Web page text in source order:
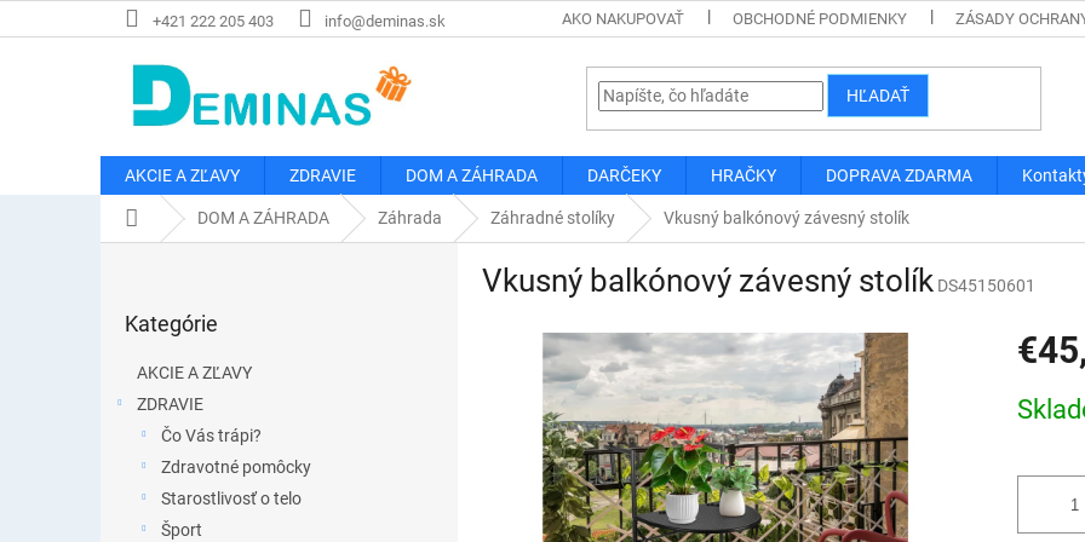
na
+421 222 205 403 info@deminas.sk AKO NAKUPOVAŤ OBCHODNÉ PODMIENKY ZÁSADY
HĽADAŤ
AKCIE A ZĽAVY ZDRAVIE DOM A ZÁHRADA DARČEKY HRAČKY DOPRAVA ZDARMA
DomovDOM A ZÁHRADA Záhrada Záhradné stolíky Vkusný balkónový závesný stolík
kategórie
Kategórie
AKCIE A ZĽAVY
ZDRAVIE
Čo Vás trápi?
Zdravotné pomôcky
Starostlivosť o telo
Šport
Vkusný balkónový závesný stolík DS45150601
cena: